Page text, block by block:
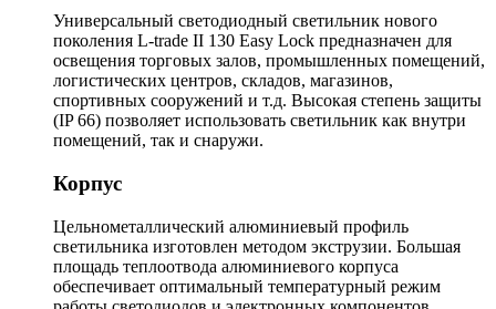
Универсальный светодиодный светильник нового
поколения L-trade II 130 Easy Lock предназначен для
освещения торговых залов, промышленных помещений,
логистических центров, складов, магазинов,
спортивных сооружений и т.д. Высокая степень защиты
(IP 66) позволяет использовать светильник как внутри
помещений, так и снаружи.
Корпус
Цельнометаллический алюминиевый профиль
светильника изготовлен методом экструзии. Большая
площадь теплоотвода алюминиевого корпуса
обеспечивает оптимальный температурный режим